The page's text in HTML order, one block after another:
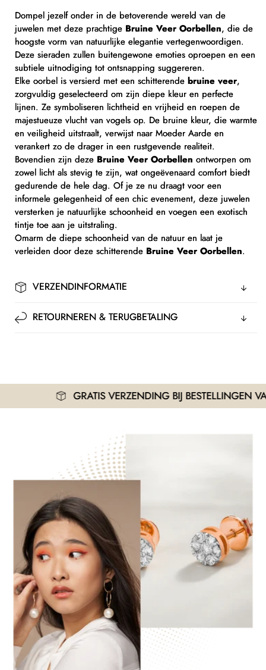
Dompel jezelf onder in de betoverende wereld van de
juwelen met deze prachtige Bruine Veer Oorbellen, die de
hoogste vorm van natuurlijke elegantie vertegenwoordigen.
Deze sieraden zullen buitengewone emoties oproepen en een
subtiele uitnodiging tot ontsnapping suggereren.
Elke oorbel is versierd met een schitterende bruine veer,
zorgvuldig geselecteerd om zijn diepe kleur en perfecte
lijnen. Ze symboliseren lichtheid en vrijheid en roepen de
majestueuze vlucht van vogels op. De bruine kleur, die warmte
en veiligheid uitstraalt, verwijst naar Moeder Aarde en
verankert zo de drager in een rustgevende realiteit.
Bovendien zijn deze Bruine Veer Oorbellen ontworpen om
zowel licht als stevig te zijn, wat ongeëvenaard comfort biedt
gedurende de hele dag. Of je ze nu draagt voor een
informele gelegenheid of een chic evenement, deze juwelen
versterken je natuurlijke schoonheid en voegen een exotisch
tintje toe aan je uitstraling.
Omarm de diepe schoonheid van de natuur en laat je
verleiden door deze schitterende Bruine Veer Oorbellen.
VERZENDINFORMATIE
RETOURNEREN & TERUGBETALING
GRATIS VERZENDING BIJ BESTELLINGEN